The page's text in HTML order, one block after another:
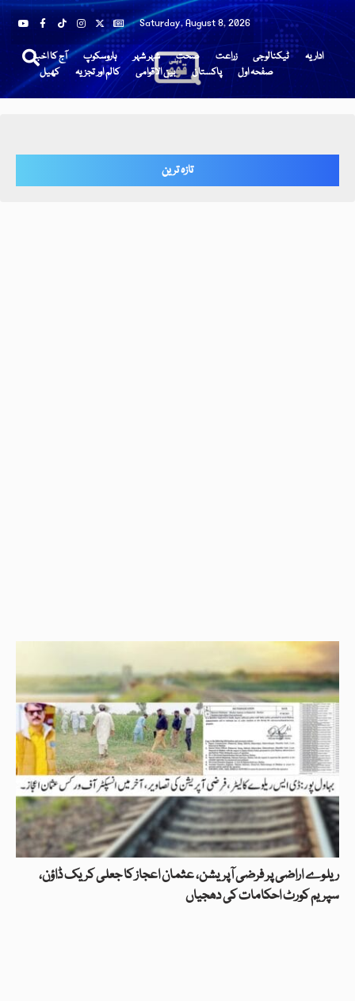
Saturday, August 8, 2026
آج کا اخبار ہاروسکوپ شہر شہر صحت زراعت ٹیکنالوجی
اداریہ
کھیل
کالم اور تجزیہ بین الاقوامی پاکستان صفحہ اول
تازہ ترین
ریلوے اراضی پر فرضی آپریشن، عثمان اعجاز کا جعلی کریک ڈاؤن،
سپریم کورٹ احکامات کی دھجیاں